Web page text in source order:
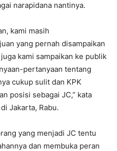
narapidana nantinya.
kami masih
yang pernah disampaikan
kami sampaikan ke publik
pertanyaan tentang
cukup sulit dan KPK
posisi sebagai JC,” kata
Jakarta, Rabu.
yang menjadi JC tentu
dan membuka peran